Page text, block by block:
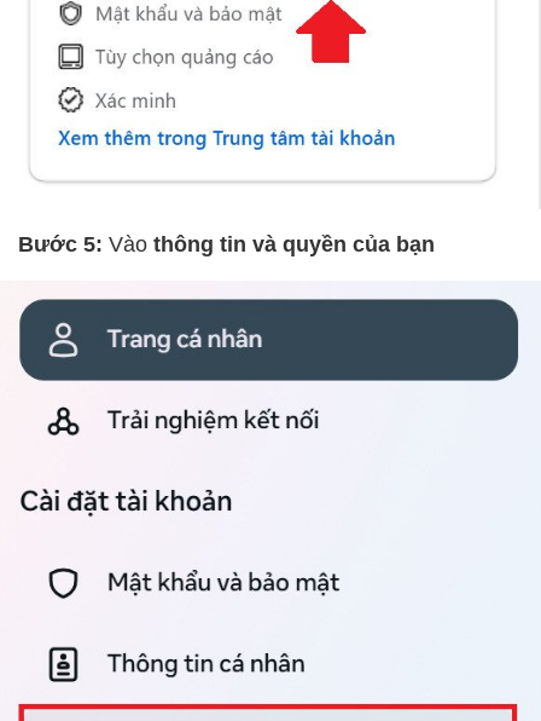
Bước 5: Vào thông tin và quyền của bạn